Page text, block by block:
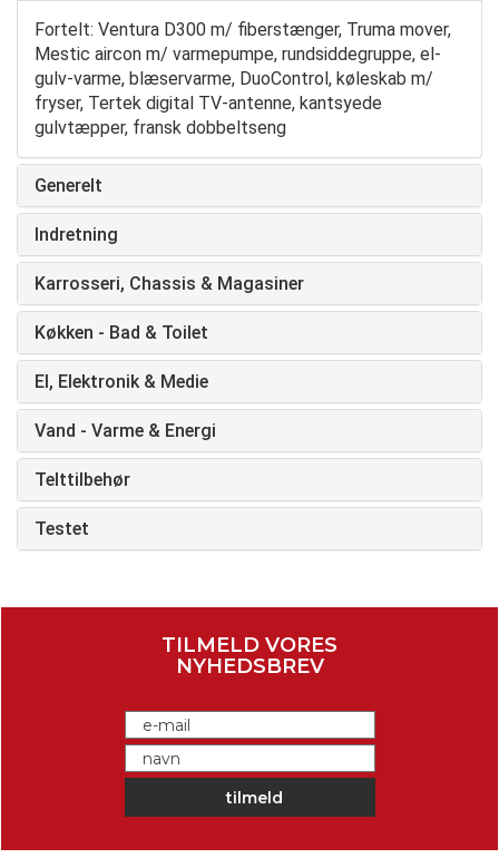
Fortelt: Ventura D300 m/ fiberstænger, Truma mover,
Mestic aircon m/ varmepumpe, rundsiddegruppe, el-
gulv-varme, blæservarme, DuoControl, køleskab m/
fryser, Tertek digital TV-antenne, kantsyede
gulvtæpper, fransk dobbeltseng
Generelt
Indretning
Karrosseri, Chassis & Magasiner
Køkken - Bad & Toilet
El, Elektronik & Medie
Vand - Varme & Energi
Telttilbehør
Testet
TILMELD VORES
NYHEDSBREV